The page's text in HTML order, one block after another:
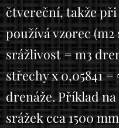
čtvereční, takže
používá vzorec (m2
srážlivost = m3
střechy x 0,05841 =
drenáže. Příklad
srážek cca 1500